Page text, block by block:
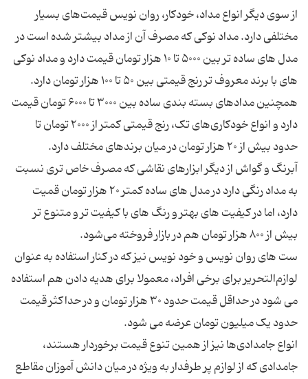
از سوی دیگر انواع مداد، خودکار، روان نویس قیمت‌های بسیار
مختلفی دارد. مداد نوکی که مصرف آن از مداد بیشتر شده است در
مدل های ساده تر بین ۵۰۰۰ تا ۱۰ هزار تومان قیمت دارد و مداد نوکی
همچنین مدادهای بسته بندی ساده بین ۳۰۰۰ تا ۶۰۰۰ تومان قیمت
دارد و انواع خودکاری‌های تک، رنج قیمتی کمتر از ۲۰۰۰ تومان تا
آبرنگ و گواش از دیگر ابزارهای نقاشی که مصرف خاص تری نسبت
به مداد رنگی دارد در مدل های ساده کمتر ۲۰ هزار تومان قمیت
دارد، اما در کیفیت های بهتر و رنگ های با کیفیت تر و متنوع تر
ست های روان نویس و خود نویس نیز که در کنار استفاده به عنوان
لوازم‌التحریر برای برخی افراد، معمولا برای هدیه دادن هم استفاده
می شود در حداقل قیمت حدود ۳۰ هزار تومان و در حداکثر قیمت
انواع جامدادی‌ها نیز از همین تنوع قیمت برخوردار هستند،
جامدادی که از لوازم پر طرفدار به ویژه در میان دانش آموزان مقاطع